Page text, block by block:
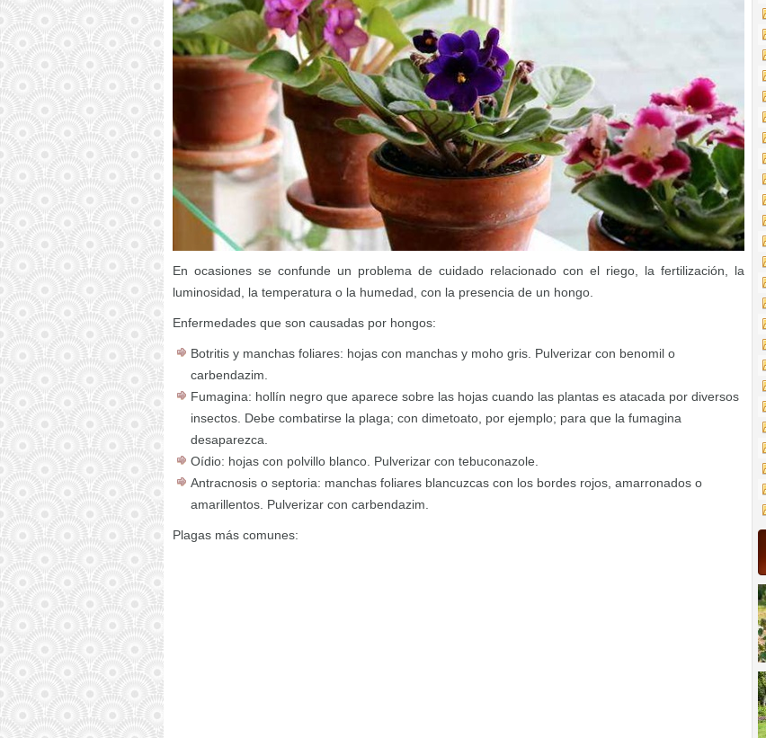
En ocasiones se confunde un problema de cuidado relacionado con el riego, la fertilización, la
luminosidad, la temperatura o la humedad, con la presencia de un hongo.
Enfermedades que son causadas por hongos:
Botritis y manchas foliares: hojas con manchas y moho gris. Pulverizar con benomil o
carbendazim.
Fumagina: hollín negro que aparece sobre las hojas cuando las plantas es atacada por diversos
insectos. Debe combatirse la plaga; con dimetoato, por ejemplo; para que la fumagina
desaparezca.
Oídio: hojas con polvillo blanco. Pulverizar con tebuconazole.
Antracnosis o septoria: manchas foliares blancuzcas con los bordes rojos, amarronados o
amarillentos. Pulverizar con carbendazim.
Plagas más comunes: